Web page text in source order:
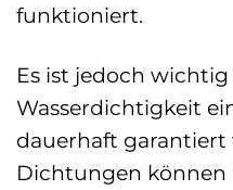
funktioniert.
Es ist jedoch
Wasserdichtigkeit
dauerhaft garantiert
Dichtungen können